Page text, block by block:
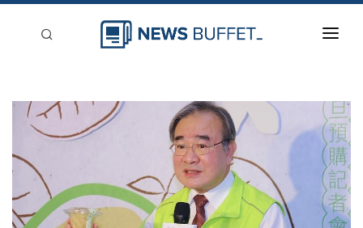
新聞稿分類
登入